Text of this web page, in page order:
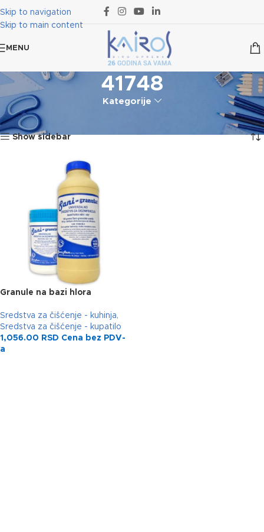
Skip to navigation
Skip to main content
MENU
41748
Kategorije
Početna Proizvod označen „41748“ Prikazan jedan rezultat
Show sidebar
Granule na bazi hlora
Sredstva za čišćenje - kuhinja,
Sredstva za čišćenje - kupatilo
1,056.00 RSD Cena bez PDV-
a